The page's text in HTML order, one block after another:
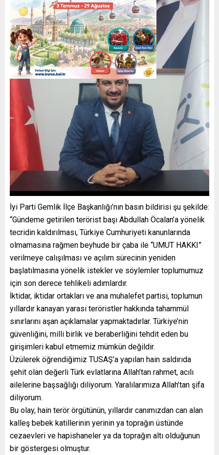
İyi Parti Gemlik İlçe Başkanlığı’nın basın bildirisi şu şekilde:
“Gündeme getirilen terörist başı Abdullah Öcalan’a yönelik
tecridin kaldırılması, Türkiye Cumhuriyeti kanunlarında
olmamasına rağmen beyhude bir çaba ile “UMUT HAKKI”
verilmeye calışılması ve açılım sürecinin yeniden
başlatılmasına yönelik istekler ve söylemler toplumumuz
için son derece tehlikeli adımlardır.
İktidar, iktidar ortakları ve ana muhalefet partisi, toplumun
yıllardır kanayan yarası teröristler hakkında tahammül
sınırlarını aşan açıklamalar yapmaktadırlar. Türkiye’nin
güvenliğini, milli birlik ve beraberliğini tehdit eden bu
girişimleri kabul etmemiz mümkün değildir.
Üzülerek öğrendiğimiz TUSAŞ’a yapılan hain saldırıda
şehit olan değerli Türk evlatlarına Allah’tan rahmet, acılı
ailelerine başsağlığı diliyorum. Yaralılarımıza Allah’tan şifa
diliyorum.
Bu olay, hain terör örgütünün, yıllardır canımızdan can alan
kalleş bebek katillerinin yerinin ya toprağın üstünde
cezaevleri ve hapishaneler ya da toprağın altı olduğunun
bir göstergesi olmuştur.